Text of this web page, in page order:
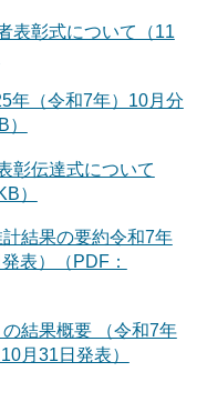
表彰式について（11
年（令和7年）10月分
彰伝達式について
）
計結果の要約令和7年
表）（PDF：
結果概要 （令和7年
月31日発表）